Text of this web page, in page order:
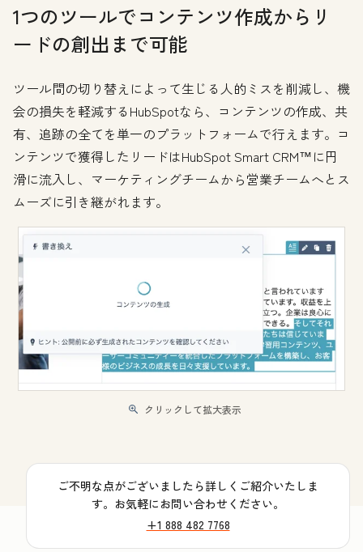
1つのツールでコンテンツ作成からリ
ードの創出まで可能
ツール間の切り替えによって生じる人的ミスを削減し、機
会の損失を軽減するHubSpotなら、コンテンツの作成、共
有、追跡の全てを単一のプラットフォームで行えます。コ
ンテンツで獲得したリードはHubSpot Smart CRM™に円
滑に流入し、マーケティングチームから営業チームへとス
ムーズに引き継がれます。
クリックして拡大表示
ご不明な点がございましたら詳しくご紹介いたしま
す。お気軽にお問い合わせください。
+1 888 482 7768